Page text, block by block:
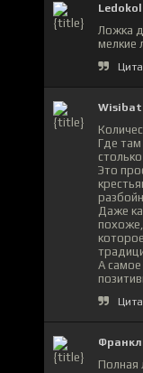
Ledokol
Ложка
мелкие
Wisibat
Где
Это
Даже
похоже,
А самое
Полная